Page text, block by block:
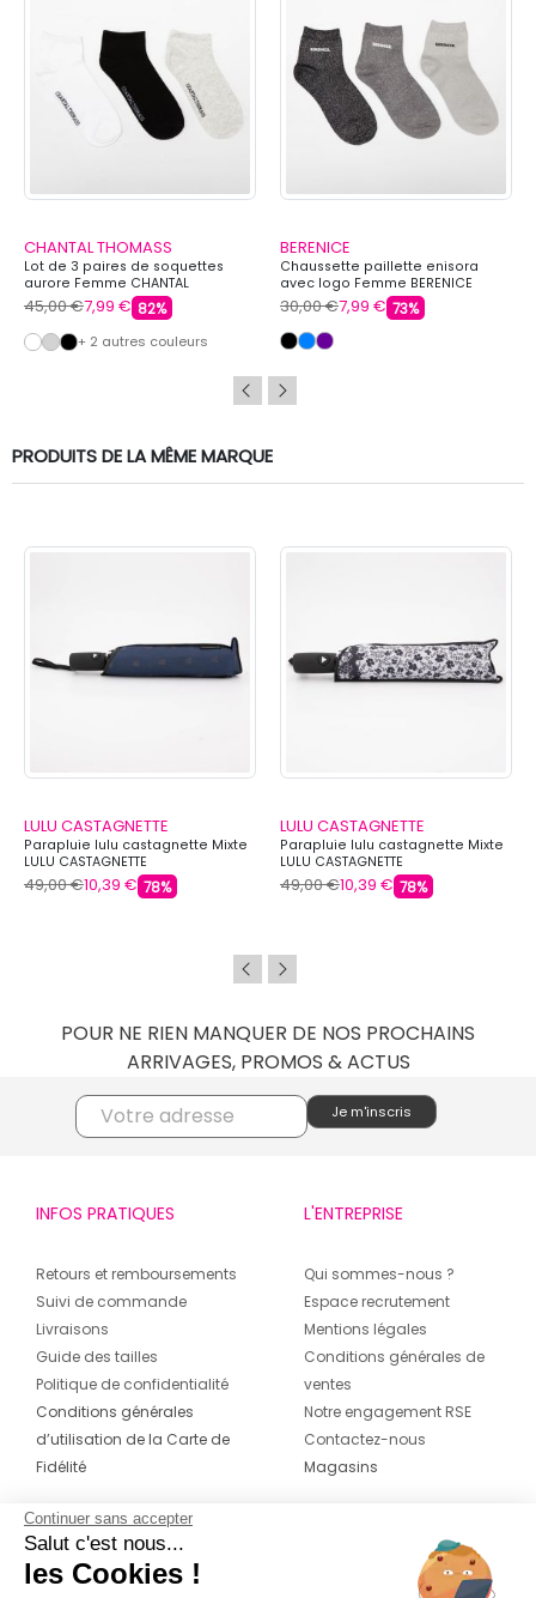
CHANTAL THOMASS
Lot de 3 paires de soquettes
aurore Femme CHANTAL
THOMASS
45,00 €7,99 € 82%
+ 2 autres couleurs
BERENICE
Chaussette paillette enisora
avec logo Femme BERENICE
30,00 €7,99 € 73%
PRODUITS DE LA MÊME MARQUE
LULU CASTAGNETTE
Parapluie lulu castagnette Mixte
LULU CASTAGNETTE
49,00 €10,39 € 78%
LULU CASTAGNETTE
Parapluie lulu castagnette Mixte
LULU CASTAGNETTE
49,00 €10,39 € 78%
POUR NE RIEN MANQUER DE NOS PROCHAINS
ARRIVAGES, PROMOS & ACTUS
INFOS PRATIQUES
Retours et remboursements
Suivi de commande
Livraisons
Guide des tailles
Politique de confidentialité
Conditions générales
d’utilisation de la Carte de
Fidélité
L'ENTREPRISE
Qui sommes-nous ?
Espace recrutement
Mentions légales
Conditions générales de
ventes
Notre engagement RSE
Contactez-nous
Magasins
CONTACT
04 42 20 78 42
Continuer sans accepter
Salut c'est nous...
les Cookies !